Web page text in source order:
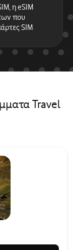
η eSIM
που
SIM
Travel